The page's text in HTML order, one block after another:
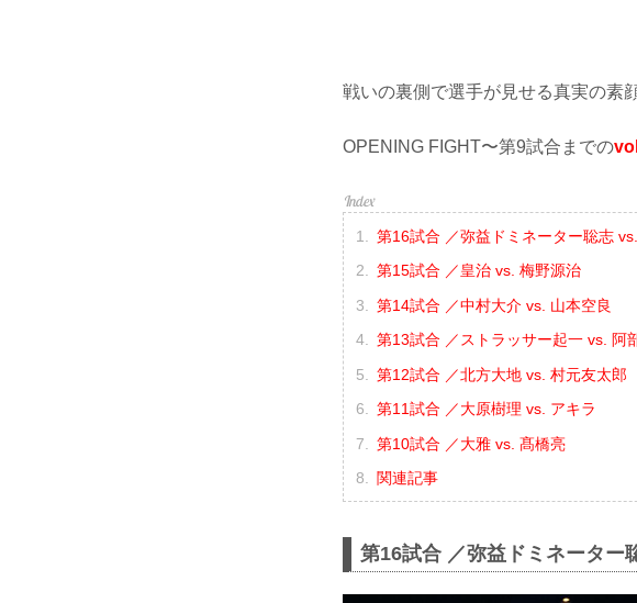
戦いの裏側で選手が見せる真実の素
OPENING FIGHT〜第9試合までの
第16試合 ／弥益ドミネーター聡志
第15試合 ／皇治 vs. 梅野源治
第14試合 ／中村大介 vs. 山本空良
第13試合 ／ストラッサー起一 vs. 阿
第12試合 ／北方大地 vs. 村元友太郎
第11試合 ／大原樹理 vs. アキラ
第10試合 ／大雅 vs. 髙橋亮
関連記事
第16試合 ／弥益ドミネーター